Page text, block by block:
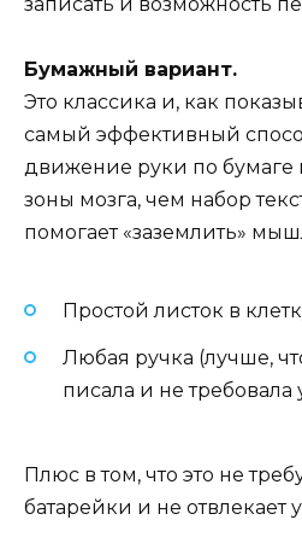
Бумажный вариант.
Это классика и, как
самый эффективный
движение руки по бумаге
зоны мозга, чем набор
помогает «заземлить»
Простой листок в
Любая ручка (лучше,
писала и не требовала
Плюс в том, что это не
батарейки и не